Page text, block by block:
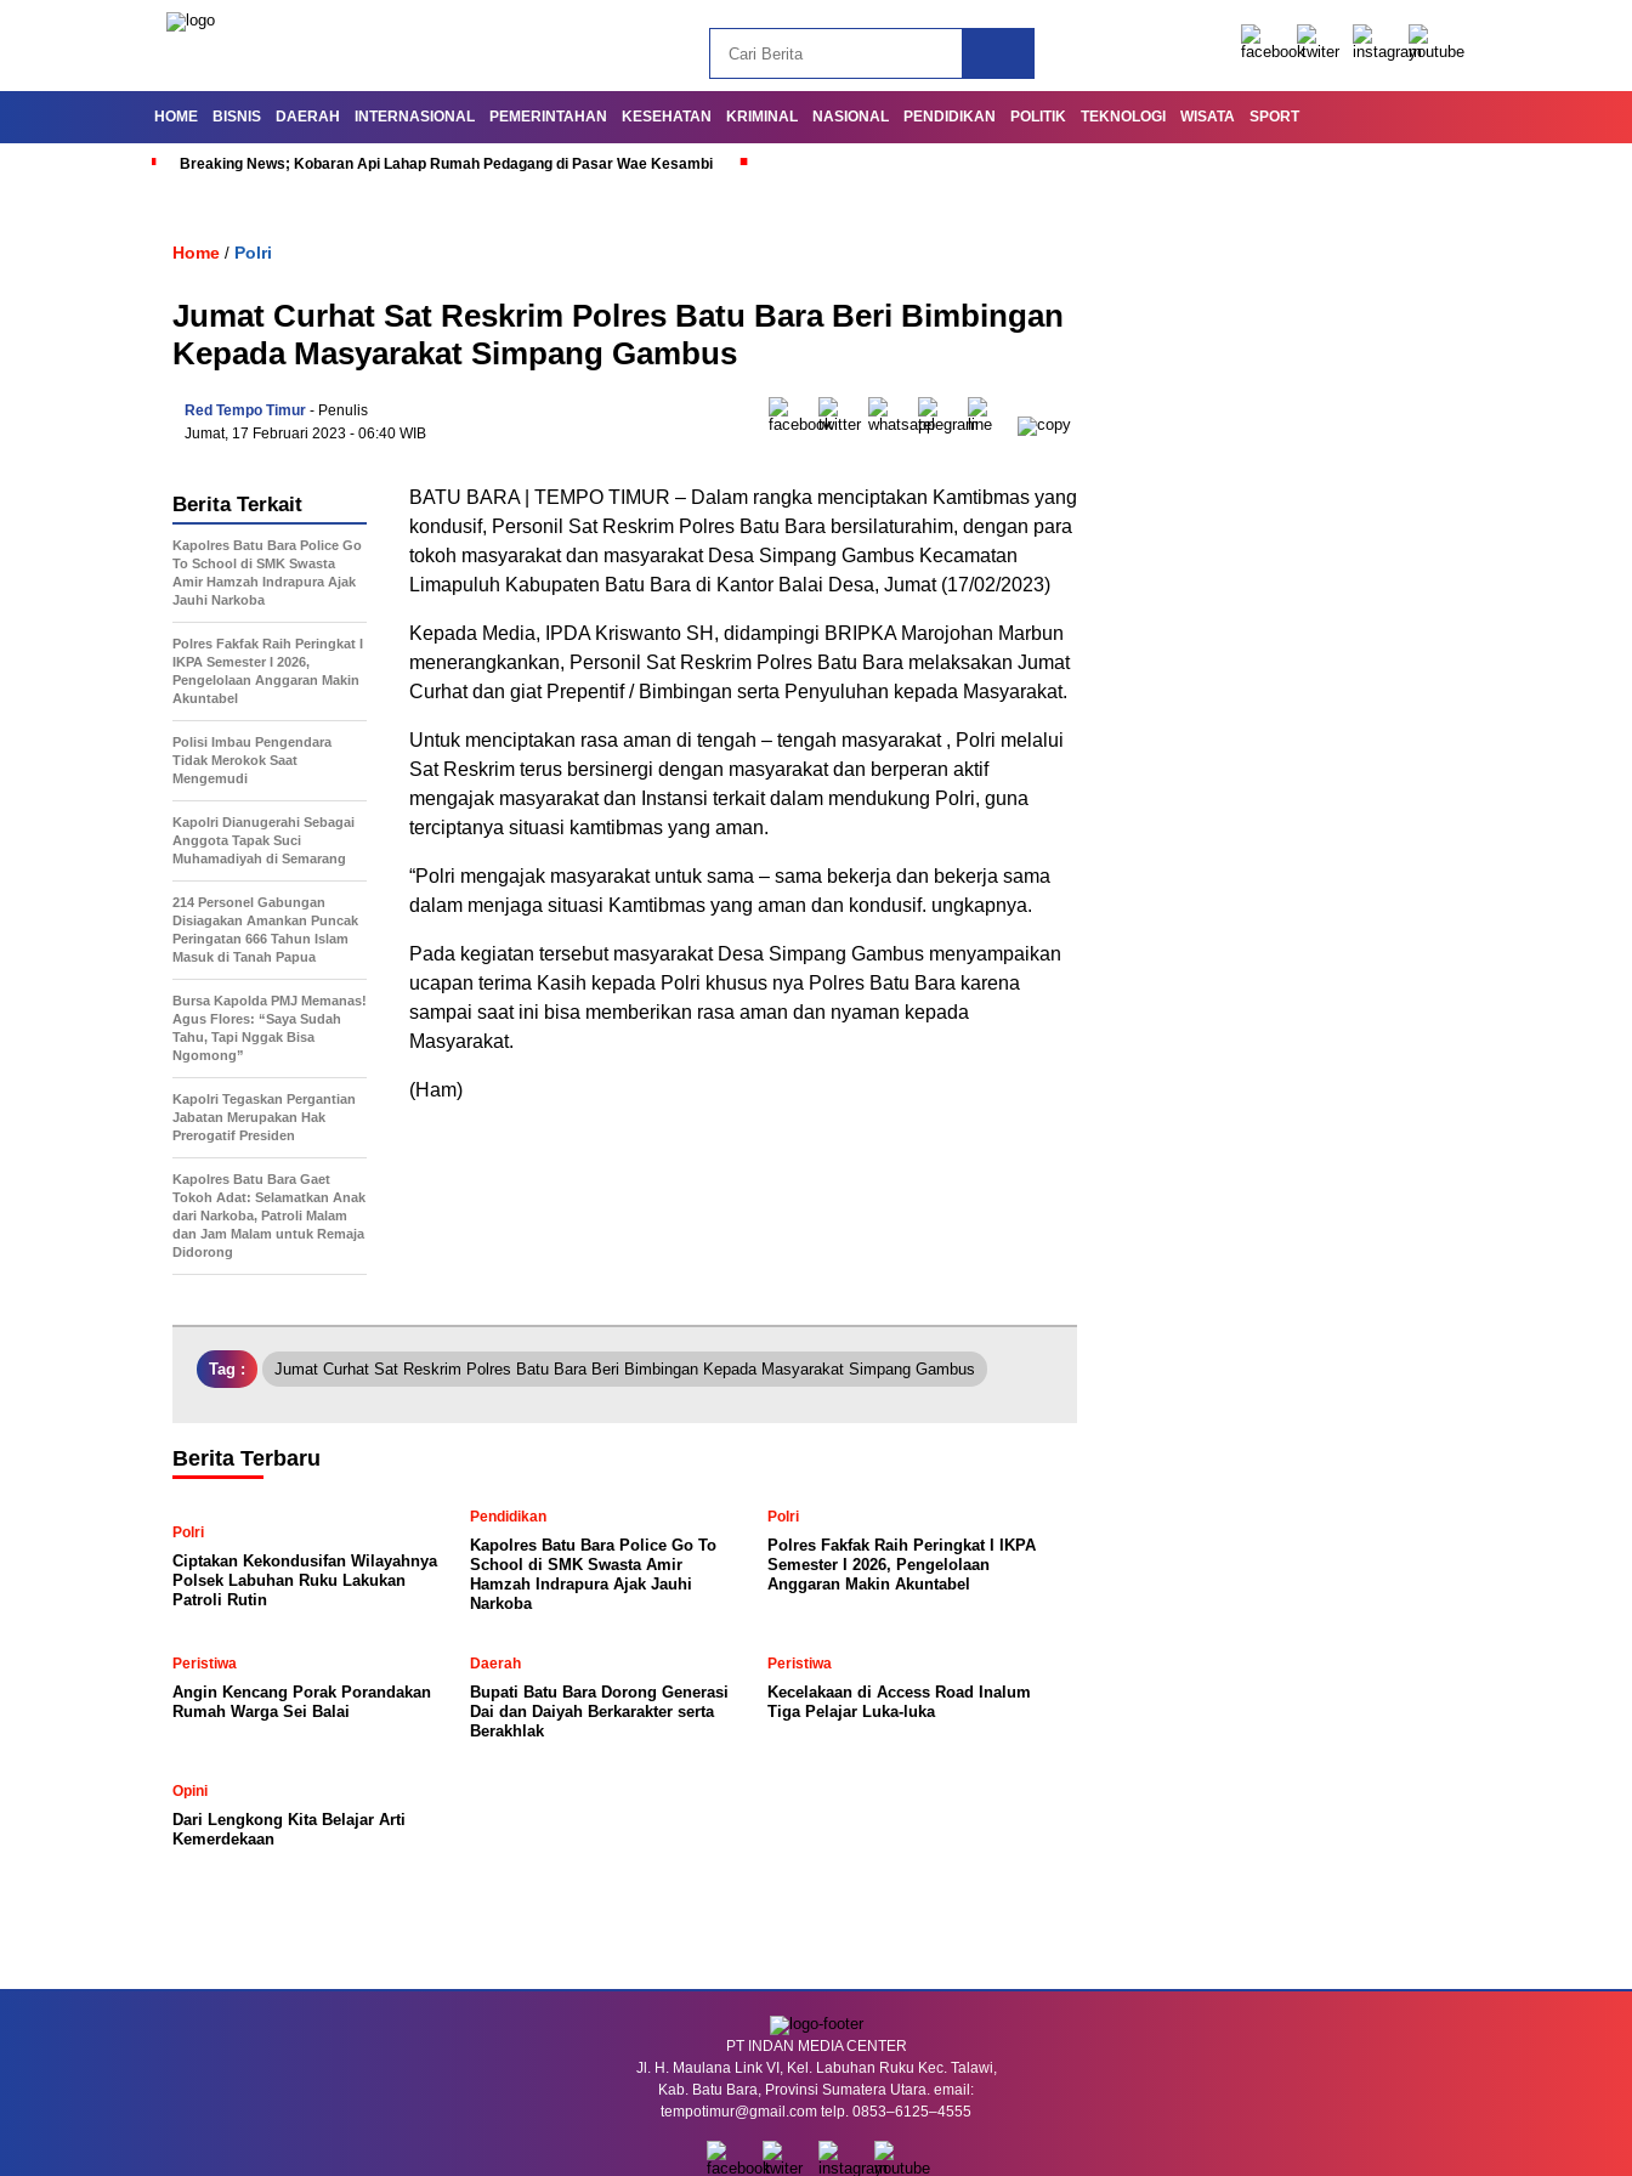
HOME BISNIS DAERAH INTERNASIONAL PEMERINTAHAN KESEHATAN KRIMINAL NASIONAL PENDIDIKAN POLITIK TEKNOLOGI WISATA SPORT
Breaking News; Kobaran Api Lahap Rumah Pedagang di Pasar Wae Kesambi
Home / Polri
Jumat Curhat Sat Reskrim Polres Batu Bara Beri Bimbingan
Kepada Masyarakat Simpang Gambus
Red Tempo Timur - Penulis
Jumat, 17 Februari 2023 - 06:40 WIB
BATU BARA | TEMPO TIMUR – Dalam rangka menciptakan Kamtibmas yang
kondusif, Personil Sat Reskrim Polres Batu Bara bersilaturahim, dengan para
tokoh masyarakat dan masyarakat Desa Simpang Gambus Kecamatan
Limapuluh Kabupaten Batu Bara di Kantor Balai Desa, Jumat (17/02/2023)
Kepada Media, IPDA Kriswanto SH, didampingi BRIPKA Marojohan Marbun
menerangkankan, Personil Sat Reskrim Polres Batu Bara melaksakan Jumat
Curhat dan giat Prepentif / Bimbingan serta Penyuluhan kepada Masyarakat.
Untuk menciptakan rasa aman di tengah – tengah masyarakat , Polri melalui
Sat Reskrim terus bersinergi dengan masyarakat dan berperan aktif
mengajak masyarakat dan Instansi terkait dalam mendukung Polri, guna
terciptanya situasi kamtibmas yang aman.
“Polri mengajak masyarakat untuk sama – sama bekerja dan bekerja sama
dalam menjaga situasi Kamtibmas yang aman dan kondusif. ungkapnya.
Pada kegiatan tersebut masyarakat Desa Simpang Gambus menyampaikan
ucapan terima Kasih kepada Polri khusus nya Polres Batu Bara karena
sampai saat ini bisa memberikan rasa aman dan nyaman kepada
Masyarakat.
(Ham)
Berita Terkait
Kapolres Batu Bara Police Go
To School di SMK Swasta
Amir Hamzah Indrapura Ajak
Jauhi Narkoba
Polres Fakfak Raih Peringkat I
IKPA Semester I 2026,
Pengelolaan Anggaran Makin
Akuntabel
Polisi Imbau Pengendara
Tidak Merokok Saat
Mengemudi
Kapolri Dianugerahi Sebagai
Anggota Tapak Suci
Muhamadiyah di Semarang
214 Personel Gabungan
Disiagakan Amankan Puncak
Peringatan 666 Tahun Islam
Masuk di Tanah Papua
Bursa Kapolda PMJ Memanas!
Agus Flores: “Saya Sudah
Tahu, Tapi Nggak Bisa
Ngomong”
Kapolri Tegaskan Pergantian
Jabatan Merupakan Hak
Prerogatif Presiden
Kapolres Batu Bara Gaet
Tokoh Adat: Selamatkan Anak
dari Narkoba, Patroli Malam
dan Jam Malam untuk Remaja
Didorong
Tag : Jumat Curhat Sat Reskrim Polres Batu Bara Beri Bimbingan Kepada Masyarakat Simpang Gambus
Berita Terbaru
Polri
Ciptakan Kekondusifan Wilayahnya
Polsek Labuhan Ruku Lakukan
Patroli Rutin
Pendidikan
Kapolres Batu Bara Police Go To
School di SMK Swasta Amir
Hamzah Indrapura Ajak Jauhi
Narkoba
Polri
Polres Fakfak Raih Peringkat I IKPA
Semester I 2026, Pengelolaan
Anggaran Makin Akuntabel
Peristiwa
Angin Kencang Porak Porandakan
Rumah Warga Sei Balai
Daerah
Bupati Batu Bara Dorong Generasi
Dai dan Daiyah Berkarakter serta
Berakhlak
Peristiwa
Kecelakaan di Access Road Inalum
Tiga Pelajar Luka-luka
Opini
Dari Lengkong Kita Belajar Arti
Kemerdekaan
PT INDAN MEDIA CENTER
Jl. H. Maulana Link VI, Kel. Labuhan Ruku Kec. Talawi,
Kab. Batu Bara, Provinsi Sumatera Utara. email:
tempotimur@gmail.com telp. 0853–6125–4555